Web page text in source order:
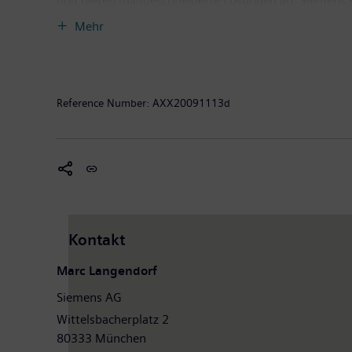
Internationalität. Im Geschäftsjahr 2008 erzielte das
Mehr
Reference Number: AXX20091113d
Kontakt
Marc Langendorf
Siemens AG
Wittelsbacherplatz 2
80333 München